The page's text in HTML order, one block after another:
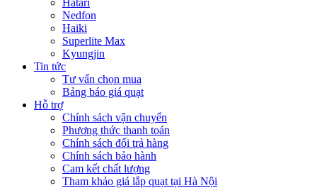
Hatari
Nedfon
Haiki
Superlite Max
Kyungjin
Tin tức
Tư vấn chọn mua
Bảng báo giá quạt
Hỗ trợ
Chính sách vận chuyển
Phương thức thanh toán
Chính sách đổi trả hàng
Chính sách bảo hành
Cam kết chất lượng
Tham khảo giá lắp quạt tại Hà Nội